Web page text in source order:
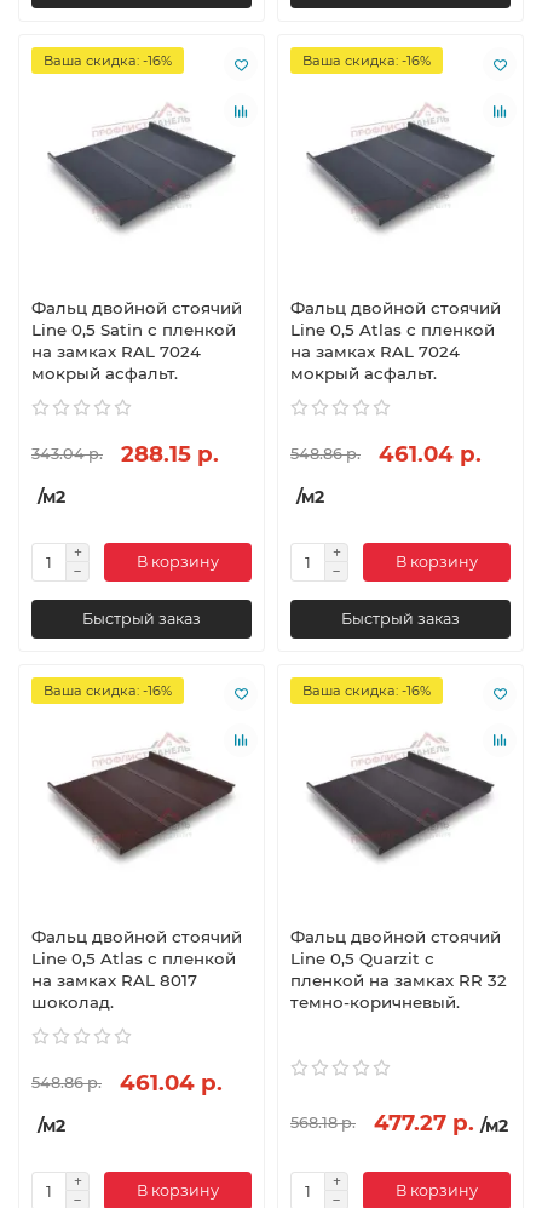
Ваша скидка: -16%
Фальц двойной стоячий
Line 0,5 Satin с пленкой
на замках RAL 7024
мокрый асфальт.
343.04 р. 288.15 р.
/м2
В корзину
Быстрый заказ
Ваша скидка: -16%
Фальц двойной стоячий
Line 0,5 Atlas с пленкой
на замках RAL 7024
мокрый асфальт.
548.86 р. 461.04 р.
/м2
В корзину
Быстрый заказ
Ваша скидка: -16%
Фальц двойной стоячий
Line 0,5 Atlas с пленкой
на замках RAL 8017
шоколад.
548.86 р. 461.04 р.
/м2
В корзину
Ваша скидка: -16%
Фальц двойной стоячий
Line 0,5 Quarzit с
пленкой на замках RR 32
темно-коричневый.
568.18 р. 477.27 р. /м2
В корзину